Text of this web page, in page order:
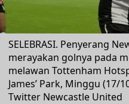
SELEBRASI. Penyerang
merayakan golnya pada
melawan Tottenham
James’ Park, Minggu (17/
Twitter Newcastle United